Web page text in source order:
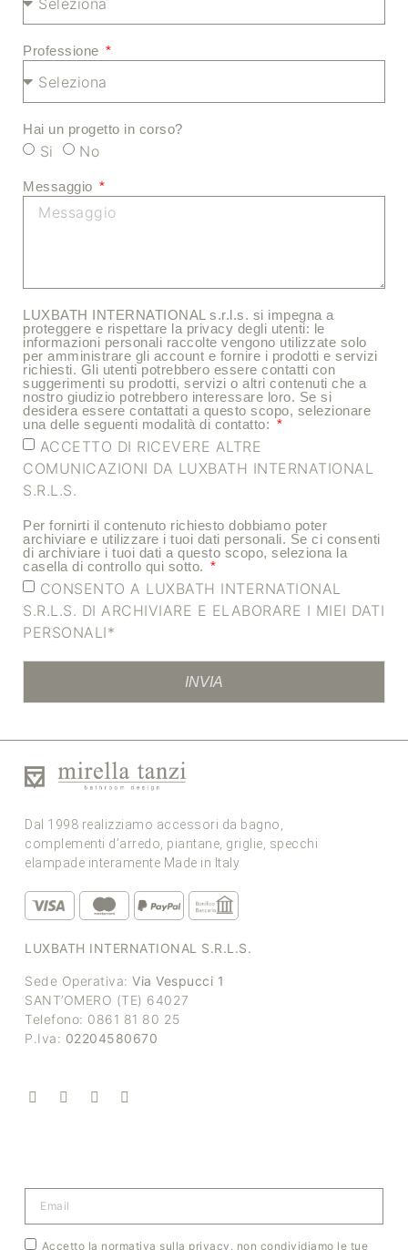
Professione
Hai un progetto in corso?
Si No
Messaggio
LUXBATH INTERNATIONAL s.r.l.s. si impegna a
proteggere e rispettare la privacy degli utenti: le
informazioni personali raccolte vengono utilizzate solo
per amministrare gli account e fornire i prodotti e servizi
richiesti. Gli utenti potrebbero essere contatti con
suggerimenti su prodotti, servizi o altri contenuti che a
nostro giudizio potrebbero interessare loro. Se si
desidera essere contattati a questo scopo, selezionare
una delle seguenti modalità di contatto:
ACCETTO DI RICEVERE ALTRE
COMUNICAZIONI DA LUXBATH INTERNATIONAL
S.R.L.S.
Per fornirti il contenuto richiesto dobbiamo poter
archiviare e utilizzare i tuoi dati personali. Se ci consenti
di archiviare i tuoi dati a questo scopo, seleziona la
casella di controllo qui sotto.
CONSENTO A LUXBATH INTERNATIONAL
S.R.L.S. DI ARCHIVIARE E ELABORARE I MIEI DATI
PERSONALI*
INVIA
Dal 1998 realizziamo accessori da bagno,
complementi d’arredo, piantane, griglie, specchi
elampade interamente Made in Italy
LUXBATH INTERNATIONAL S.R.L.S.
Sede Operativa: Via Vespucci 1
SANT’OMERO (TE) 64027
Telefono: 0861 81 80 25
P.Iva: 02204580670
Accetto la normativa sulla privacy, non condividiamo le tue